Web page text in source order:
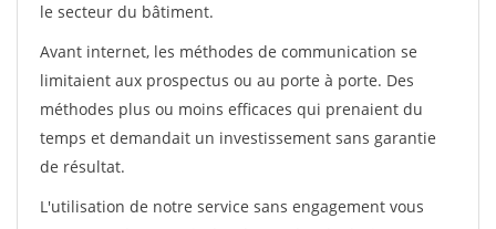
le secteur du bâtiment.
Avant internet, les méthodes de communication se
limitaient aux prospectus ou au porte à porte. Des
méthodes plus ou moins efficaces qui prenaient du
temps et demandait un investissement sans garantie
de résultat.
L'utilisation de notre service sans engagement vous